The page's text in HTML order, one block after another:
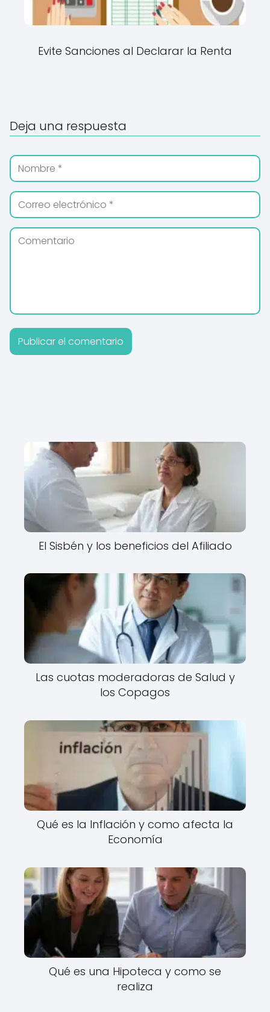
Evite Sanciones al Declarar la Renta
Deja una respuesta
El Sisbén y los beneficios del Afiliado
Las cuotas moderadoras de Salud y
los Copagos
Qué es la Inflación y como afecta la
Economía
Qué es una Hipoteca y como se
realiza